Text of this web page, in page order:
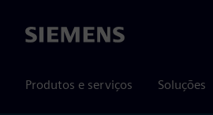
Siemens
Produtos e serviços Soluções